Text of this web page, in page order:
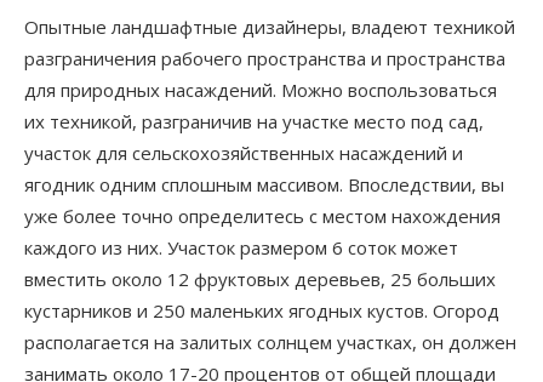
Опытные ландшафтные дизайнеры, владеют техникой
разграничения рабочего пространства и пространства
для природных насаждений. Можно воспользоваться
их техникой, разграничив на участке место под сад,
участок для сельскохозяйственных насаждений и
ягодник одним сплошным массивом. Впоследствии, вы
уже более точно определитесь с местом нахождения
каждого из них. Участок размером 6 соток может
вместить около 12 фруктовых деревьев, 25 больших
кустарников и 250 маленьких ягодных кустов. Огород
располагается на залитых солнцем участках, он должен
занимать около 17-20 процентов от общей площади